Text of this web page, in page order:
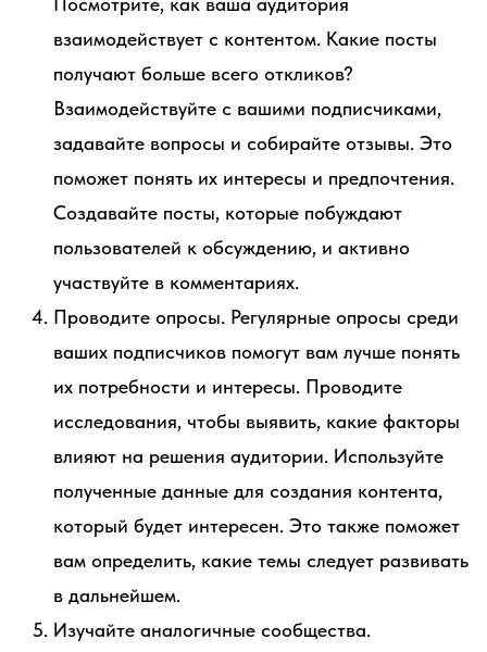
взаимодействует с контентом. Какие посты
получают больше всего откликов?
Взаимодействуйте с вашими подписчиками,
задавайте вопросы и собирайте отзывы. Это
поможет понять их интересы и предпочтения.
Создавайте посты, которые побуждают
пользователей к обсуждению, и активно
участвуйте в комментариях.
Проводите опросы. Регулярные опросы среди
ваших подписчиков помогут вам лучше понять
их потребности и интересы. Проводите
исследования, чтобы выявить, какие факторы
влияют на решения аудитории. Используйте
полученные данные для создания контента,
который будет интересен. Это также поможет
вам определить, какие темы следует развивать
в дальнейшем.
Изучайте аналогичные сообщества.